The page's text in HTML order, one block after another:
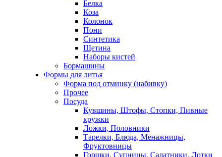
Белка
Коза
Колонок
Пони
Синтетика
Щетина
Наборы кистей
Бормашины
Формы для литья
Форма под отминку (набивку)
Прочее
Посуда
Кувшины, Штофы, Стопки, Пивные
кружки
Ложки, Половники
Тарелки, Блюда, Менажницы,
Фруктовницы
Горшки, Супницы, Салатники, Лотки